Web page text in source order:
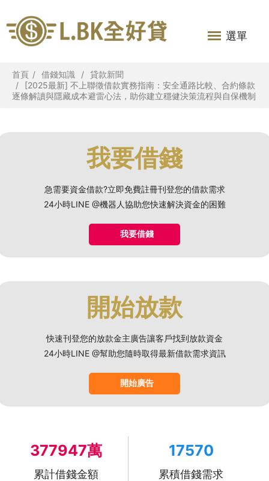
選單
首頁 借錢知識
貸款新聞
[2025最新] 不上聯徵借款實務指南：安全通路比較、合約條款
逐條解讀與隱藏成本避雷心法，助你建立穩健決策流程與自保機制
我要借錢
急需要資金借款?立即免費註冊刊登您的借款需求
24小時LINE @機器人協助您快速解決資金的困難
我要借錢
開始放款
快速刊登您的放款金主廣告讓客戶找到放款資金
24小時LINE @幫助您隨時取得最新借款需求資訊
開始廣告
377947萬
累計借錢金額
17570
累積借錢需求